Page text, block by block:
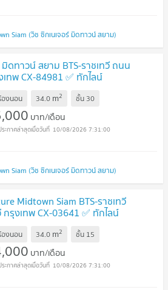
Siam (วิช ซิกเนเจอร์ มิดทาวน์ สยาม)
มิดทาวน์ สยาม BTS-ราชเทวี ถนน
เทพ CX-84981 ✅ ทักไลน์
นที ทีมงานมืออาชีพ ✅
งนอน 34.0 m2 ชั้น 30
บาท/เดือน
10/08/2026 7:31:00
Siam (วิช ซิกเนเจอร์ มิดทาวน์ สยาม)
Midtown Siam BTS-ราชเทวี
กรุงเทพ CX-03641 ✅ ทักไลน์
นที ทีมงานมืออาชีพ ✅
งนอน 34.0 m2 ชั้น 15
บาท/เดือน
10/08/2026 7:31:00